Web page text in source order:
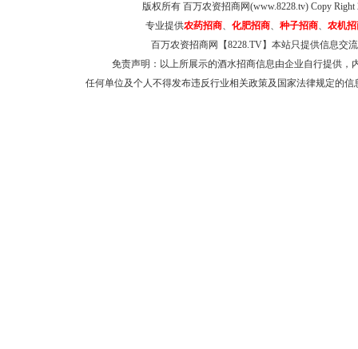
版权所有 百万农资招商网(www.8228.tv) Copy Right
专业提供农药招商、 化肥招商、 种子招商、 农机
百万农资招商网【8228.TV】本站只提供信息交
免责声明：以上所展示的酒水招商信息由企业自行提供
任何单位及个人不得发布违反行业相关政策及国家法律规定的